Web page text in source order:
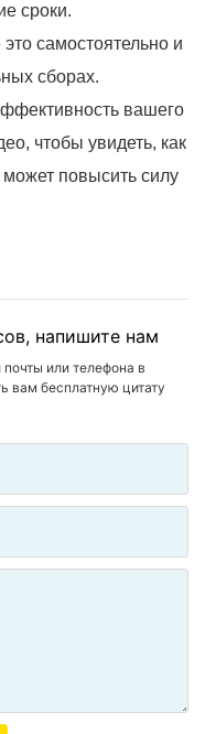
сроки.
самостоятельно и
сборах.
вашего
чтобы увидеть, как
повысить силу
напишите нам
или телефона в
вам бесплатную цитату